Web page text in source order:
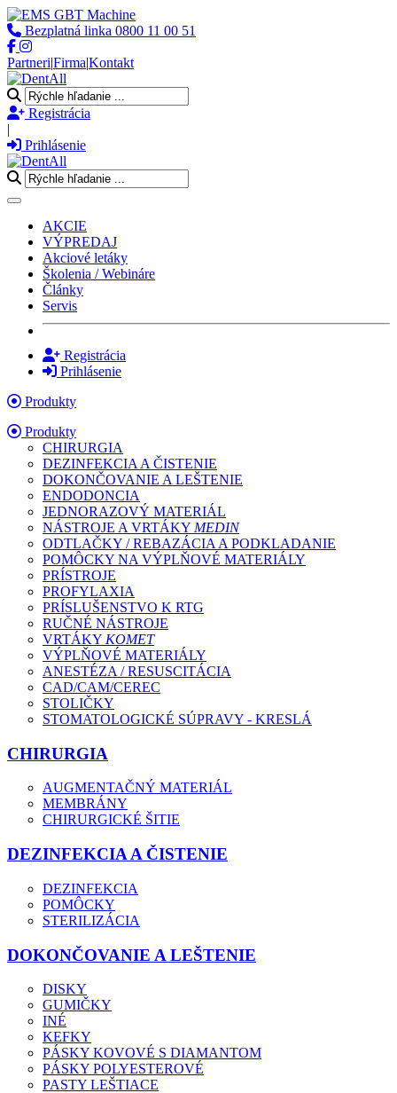
Bezplatná linka 0800 11 00 51
Partneri|Firma|Kontakt
Registrácia
|
Prihlásenie
Toggle navigation
AKCIE
VÝPREDAJ
Akciové letáky
Školenia / Webináre
Články
Servis
Registrácia
Prihlásenie
Produkty
Produkty
CHIRURGIA
DEZINFEKCIA A ČISTENIE
DOKONČOVANIE A LEŠTENIE
ENDODONCIA
JEDNORAZOVÝ MATERIÁL
NÁSTROJE A VRTÁKY MEDIN
ODTLAČKY / REBAZÁCIA A PODKLADANIE
POMÔCKY NA VÝPLŇOVÉ MATERIÁLY
PRÍSTROJE
PROFYLAXIA
PRÍSLUŠENSTVO K RTG
RUČNÉ NÁSTROJE
VRTÁKY KOMET
VÝPLŇOVÉ MATERIÁLY
ANESTÉZA / RESUSCITÁCIA
CAD/CAM/CEREC
STOLIČKY
STOMATOLOGICKÉ SÚPRAVY - KRESLÁ
CHIRURGIA
AUGMENTAČNÝ MATERIÁL
MEMBRÁNY
CHIRURGICKÉ ŠITIE
DEZINFEKCIA A ČISTENIE
DEZINFEKCIA
POMÔCKY
STERILIZÁCIA
DOKONČOVANIE A LEŠTENIE
DISKY
GUMIČKY
INÉ
KEFKY
PÁSKY KOVOVÉ S DIAMANTOM
PÁSKY POLYESTEROVÉ
PASTY LEŠTIACE